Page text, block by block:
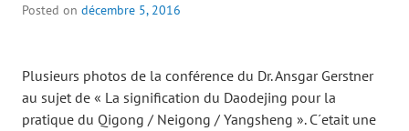
Posted on décembre 5, 2016
Plusieurs photos de la conférence du Dr. Ansgar Gerstner
au sujet de « La signification du Daodejing pour la
pratique du Qigong / Neigong / Yangsheng ». C´etait une